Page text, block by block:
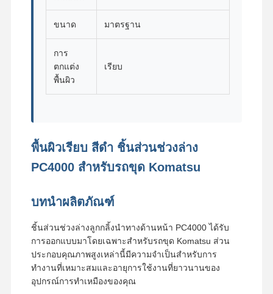
บ้าน
เกี่ยวกับเรา ทัวร์โรงงาน
ควบคุม
คุณภาพ
ทุกกรณี ขออ้าง
ขนาด มาตรฐาน
การ
ตกแต่ง
พื้นผิว
เรียบ
พื้นผิวเรียบ สีดำ ชิ้นส่วนช่วงล่าง
PC4000 สำหรับรถขุด Komatsu
บทนำผลิตภัณฑ์
ชิ้นส่วนช่วงล่างลูกกลิ้งนำทางด้านหน้า PC4000 ได้รับ
การออกแบบมาโดยเฉพาะสำหรับรถขุด Komatsu ส่วน
ประกอบคุณภาพสูงเหล่านี้มีความจำเป็นสำหรับการ
ทำงานที่เหมาะสมและอายุการใช้งานที่ยาวนานของ
อุปกรณ์การทำเหมืองของคุณ